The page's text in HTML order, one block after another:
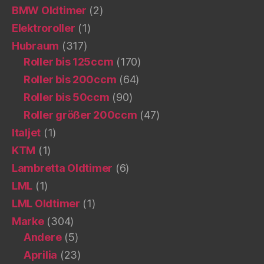
BMW Oldtimer (2)
Elektroroller (1)
Hubraum (317)
Roller bis 125ccm (170)
Roller bis 200ccm (64)
Roller bis 50ccm (90)
Roller größer 200ccm (47)
Italjet (1)
KTM (1)
Lambretta Oldtimer (6)
LML (1)
LML Oldtimer (1)
Marke(304)
Andere(5)
Aprilia (23)